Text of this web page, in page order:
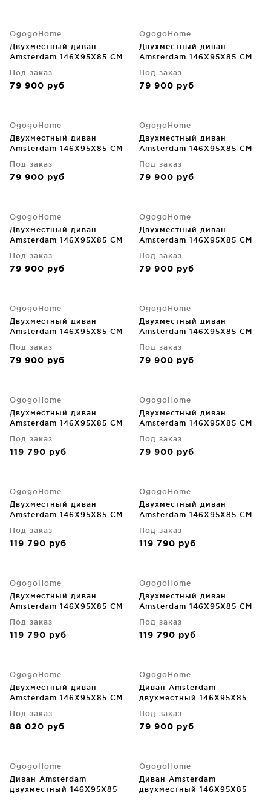
OgogoHome
Двухместный диван
Amsterdam 146X95X85 CM
Под заказ
79 900 руб
OgogoHome
Двухместный диван
Amsterdam 146X95X85 CM
Под заказ
79 900 руб
OgogoHome
Двухместный диван
Amsterdam 146X95X85 CM
Под заказ
79 900 руб
OgogoHome
Двухместный диван
Amsterdam 146X95X85 CM
Под заказ
79 900 руб
OgogoHome
Двухместный диван
Amsterdam 146X95X85 CM
Под заказ
79 900 руб
OgogoHome
Двухместный диван
Amsterdam 146X95X85 CM
Под заказ
79 900 руб
OgogoHome
Двухместный диван
Amsterdam 146X95X85 CM
Под заказ
79 900 руб
OgogoHome
Двухместный диван
Amsterdam 146X95X85 CM
Под заказ
79 900 руб
OgogoHome
Двухместный диван
Amsterdam 146X95X85 CM
Под заказ
119 790 руб
OgogoHome
Двухместный диван
Amsterdam 146X95X85 CM
Под заказ
79 900 руб
OgogoHome
Двухместный диван
Amsterdam 146X95X85 CM
Под заказ
119 790 руб
OgogoHome
Двухместный диван
Amsterdam 146X95X85 CM
Под заказ
119 790 руб
OgogoHome
Двухместный диван
Amsterdam 146X95X85 CM
Под заказ
119 790 руб
OgogoHome
Двухместный диван
Amsterdam 146X95X85 CM
Под заказ
119 790 руб
OgogoHome
Двухместный диван
Amsterdam 146X95X85 CM
Под заказ
88 020 руб
OgogoHome
Диван Amsterdam
двухместный 146X95X85
Под заказ
79 900 руб
OgogoHome
Диван Amsterdam
двухместный 146X95X85
OgogoHome
Диван Amsterdam
двухместный 146X95X85